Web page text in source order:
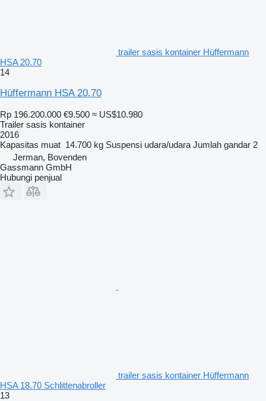
trailer sasis kontainer Hüffermann
HSA 20.70
14
Hüffermann HSA 20.70
Rp 196.200.000 €9.500 ≈ US$10.980
Trailer sasis kontainer
2016
Kapasitas muat 14.700 kg Suspensi udara/udara Jumlah gandar 2
Jerman, Bovenden
Gassmann GmbH
Hubungi penjual
trailer sasis kontainer Hüffermann
HSA 18.70 Schlittenabroller
13